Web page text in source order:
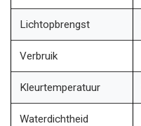
Lichtopbrengst
Verbruik
Kleurtemperatuur
Waterdichtheid